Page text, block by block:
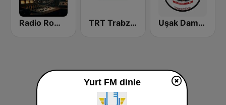
Radio Romántica TRT Trabzon Radyosu Uşak Damar FM
Yurt FM dinle